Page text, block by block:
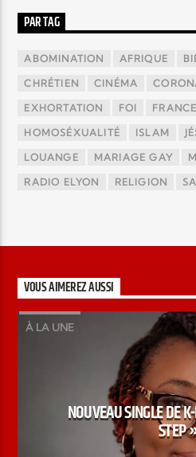
PAR TAG
ABOMINATION AFRIQUE
CHRÉTIEN CINÉMA
EXHORTATION FOI FRANCE
HOMOSÉXUALITÉ ISLAM
LOUANGE MARIAGE GAY
RADIO ELYON RELIGION
VOUS AIMEREZ AUSSI
À LA UNE
NOUVEAU SINGLE DE
STEP